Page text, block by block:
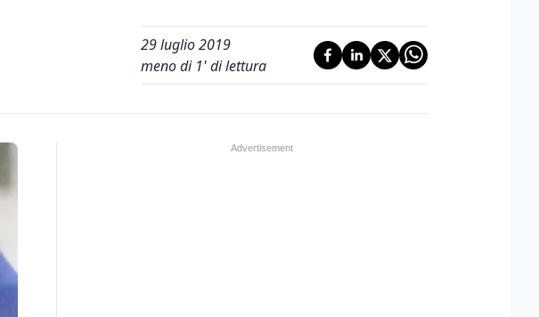
29 luglio 2019
meno di 1' di lettura